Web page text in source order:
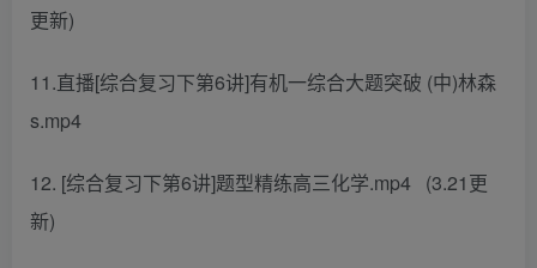
更新)
11.直播[综合复习下第6讲]有机一综合大题突破 (中)林森
s.mp4
12. [综合复习下第6讲]题型精练高三化学.mp4 (3.21更
新)